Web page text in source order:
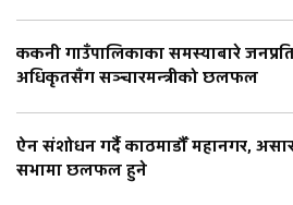
ककनी गाउँपालिकाका समस्याबारे
अधिकृतसँग सञ्चारमन्त्रीको छलफल
ऐन संशोधन गर्दै काठमाडौँ महानगर,
सभामा छलफल हुने